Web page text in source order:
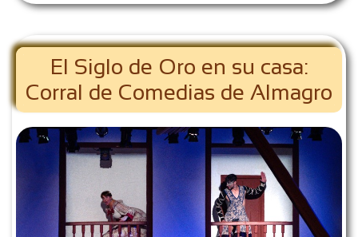
El Siglo de Oro en su casa:
Corral de Comedias de Almagro